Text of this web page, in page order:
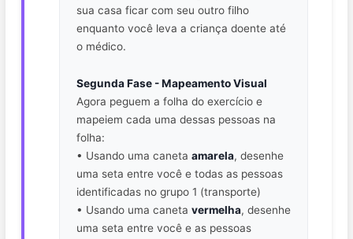
sua casa ficar com seu outro filho
enquanto você leva a criança doente até
o médico.
Segunda Fase - Mapeamento Visual
Agora peguem a folha do exercício e
mapeiem cada uma dessas pessoas na
folha:
• Usando uma caneta amarela, desenhe
uma seta entre você e todas as pessoas
identificadas no grupo 1 (transporte)
• Usando uma caneta vermelha, desenhe
uma seta entre você e as pessoas